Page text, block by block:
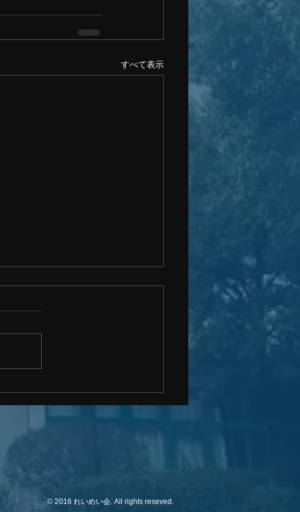
すべて表示
5月8日以降の当施設の対応に
対策は個人・事業者の判断が基本
ましては、ご利用いただくご高齢
者の方々の健康を第一に考え、以
下の通り対応を行って参ります...
© 2016 れいめい会. All rights reseved.